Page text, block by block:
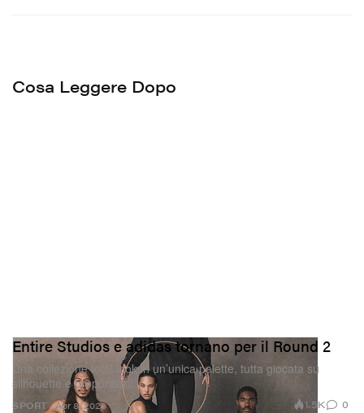
Cosa Leggere Dopo
SPORT
Entire Studios e adidas tornano per il Round 2
Una collezione total look in un’unica palette, tutta giocata su
silhouette e proporzioni.
Apr 8, 2026 1.5K 0